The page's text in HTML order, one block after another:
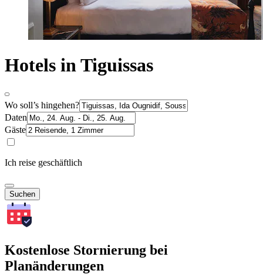
Hotels in Tiguissas
Wo soll’s hingehen?
Daten
Gäste
Ich reise geschäftlich
Suchen
Kostenlose Stornierung bei
Planänderungen